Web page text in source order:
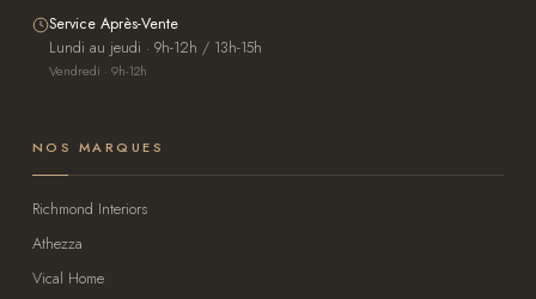
Service Après-Vente
Lundi au jeudi · 9h-12h / 13h-15h
Vendredi · 9h-12h
NOS MARQUES
Richmond Interiors
Athezza
Vical Home